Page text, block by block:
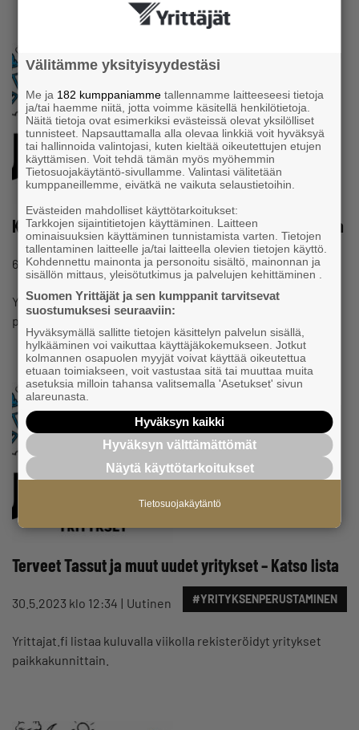
Kannattamaton ja muut uudet yritykset – Katso lista
6.6.2023 klo 15:30 Uutinen #YRITYKSENPERUSTAMINEN
Yrittajat.fi listaa kuluvalla viikolla rekisteröidyt yritykset
paikkakunnittain.
Terveet Tassut ja muut uudet yritykset – Katso lista
30.5.2023 klo 12:34 Uutinen #YRITYKSENPERUSTAMINEN
Yrittajat.fi listaa kuluvalla viikolla rekisteröidyt yritykset
paikkakunnittain.
Välitämme yksityisyydestäsi
Me ja 182 kumppaniamme tallennamme laitteeseesi tietoja
ja/tai haemme niitä, jotta voimme käsitellä henkilötietoja.
Näitä tietoja ovat esimerkiksi evästeissä olevat yksilölliset
tunnisteet. Napsauttamalla alla olevaa linkkiä voit hyväksyä
tai hallinnoida valintojasi, kuten kieltää oikeutettujen etujen
käyttämisen. Voit tehdä tämän myös myöhemmin
Tietosuojakäytäntö-sivullamme. Valintasi välitetään
kumppaneillemme, eivätkä ne vaikuta selaustietoihin.
Evästeiden mahdolliset käyttötarkoitukset:
Tarkkojen sijaintitietojen käyttäminen. Laitteen
ominaisuuksien käyttäminen tunnistamista varten. Tietojen
tallentaminen laitteelle ja/tai laitteella olevien tietojen käyttö.
Kohdennettu mainonta ja personoitu sisältö, mainonnan ja
sisällön mittaus, yleisötutkimus ja palvelujen kehittäminen .
Suomen Yrittäjät ja sen kumppanit tarvitsevat
suostumuksesi seuraaviin:
Hyväksymällä sallitte tietojen käsittelyn palvelun sisällä,
hylkääminen voi vaikuttaa käyttäjäkokemukseen. Jotkut
kolmannen osapuolen myyjät voivat käyttää oikeutettua
etuaan toimiakseen, voit vastustaa sitä tai muuttaa muita
asetuksia milloin tahansa valitsemalla 'Asetukset' sivun
alareunasta.
Hyväksyn kaikki
Hyväksyn välttämättömät
Näytä käyttötarkoitukset
Tietosuojakäytäntö